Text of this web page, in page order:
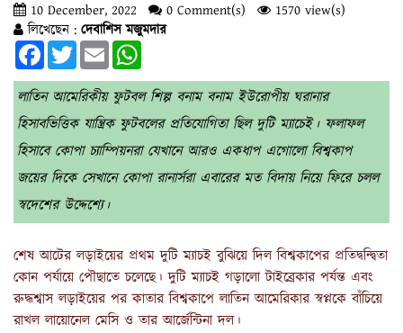
10 December, 2022 0 Comment(s)
1570 view(s)
লিখেছেন : দেবাশিস মজুমদার
FacebookTwitterEmail
লাতিন আমেরিকীয় ফুটবল শিল্প বনাম বনাম ইউরোপীয় ঘরানার
হিসাবভিত্তিক যান্ত্রিক ফুটবলের প্রতিযোগিতা ছিল দুটি ম্যাচেই। ফলাফল
হিসাবে কোপা চ্যাম্পিয়নরা যেখানে আরও একধাপ এগোলো বিশ্বকাপ
জয়ের দিকে সেখানে কোপা রানার্সরা এবারের মত বিদায় নিয়ে ফিরে চলল
স্বদেশের উদ্দেশ্যে।
শেষ আটের লড়াইয়ের প্রথম দুটি ম্যাচই বুঝিয়ে দিল বিশ্বকাপের প্রতিদ্বন্দ্বিতা
কোন পর্যায়ে পৌছাতে চলেছে। দুটি ম্যাচই গড়ালো টাইব্রেকার পর্যন্ত এবং
রুদ্ধশ্বাস লড়াইয়ের পর কাতার বিশ্বকাপে লাতিন আমেরিকার স্বপ্নকে বাঁচিয়ে
রাখল লায়োনেল মেসি ও তার আর্জেন্টিনা দল।